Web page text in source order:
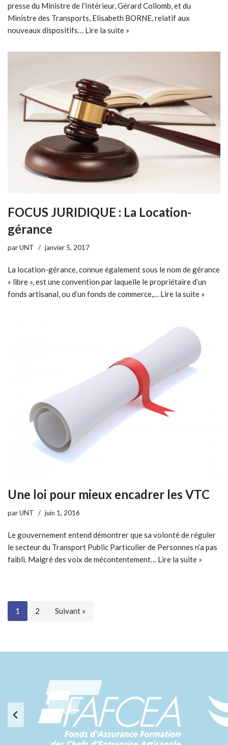
presse du Ministre de l’Intérieur, Gérard Collomb, et du
Ministre des Transports, Elisabeth BORNE, relatif aux
nouveaux dispositifs… Lire la suite »
FOCUS JURIDIQUE : La Location-
gérance
parUNT janvier 5, 2017
La location-gérance, connue également sous le nom de gérance
« libre », est une convention par laquelle le propriétaire d’un
fonds artisanal, ou d’un fonds de commerce,… Lire la suite »
Une loi pour mieux encadrer les VTC
parUNT juin 1, 2016
Le gouvernement entend démontrer que sa volonté de réguler
le secteur du Transport Public Particulier de Personnes n’a pas
faibli. Malgré des voix de mécontentement… Lire la suite »
1 2 Suivant »